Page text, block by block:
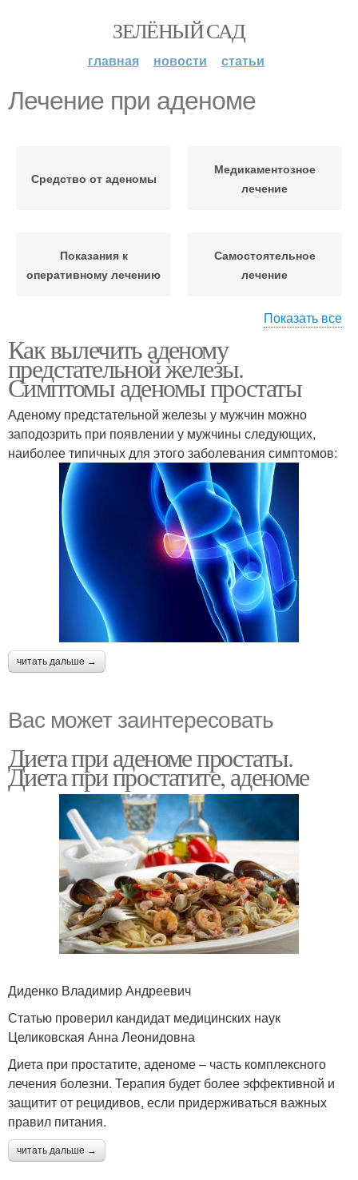
ЗЕЛЁНЫЙ САД
главная новости статьи
Лечение при аденоме
Средство от аденомы
Медикаментозное
лечение
Показания к
оперативному лечению
Самостоятельное
лечение
аденоме
Кегель при аденоме
Йог при аденоме Трава от аденомы
Показать все
Как вылечить аденому
предстательной железы.
Симптомы аденомы простаты
Аденому предстательной железы у мужчин можно
заподозрить при появлении у мужчины следующих,
наиболее типичных для этого заболевания симптомов:
читать дальше →
Вас может заинтересовать
Диета при аденоме простаты.
Диета при простатите, аденоме
Диденко Владимир Андреевич
Статью проверил кандидат медицинских наук
Целиковская Анна Леонидовна
Диета при простатите, аденоме – часть комплексного
лечения болезни. Терапия будет более эффективной и
защитит от рецидивов, если придерживаться важных
правил питания.
читать дальше →